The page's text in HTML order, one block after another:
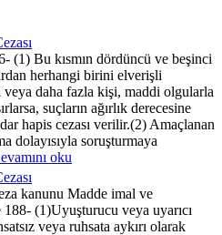
(1) Bu kısmın dördüncü ve beşinci
herhangi birini elverişli
veya daha fazla kişi, maddi olgularla
suçların ağırlık derecesine
hapis cezası verilir.(2) Amaçlanan
dolayısıyla soruşturmaya
oku
kanunu Madde imal ve
(1)Uyuşturucu veya uyarıcı
veya ruhsata aykırı olarak